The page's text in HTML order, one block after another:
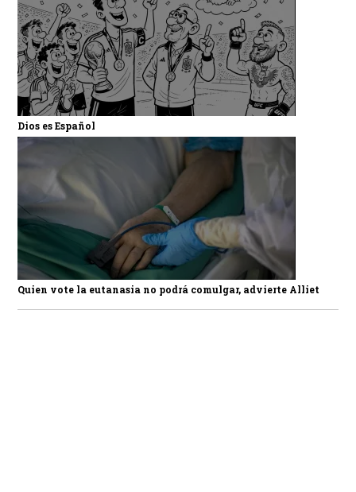
Dios es Español
Quien vote la eutanasia no podrá comulgar, advierte Alliet